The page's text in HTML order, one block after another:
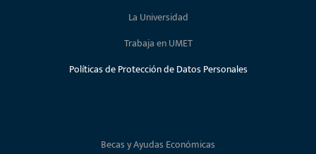
La Universidad
Trabaja en UMET
Políticas de Protección de Datos Personales
Becas y Ayudas Económicas